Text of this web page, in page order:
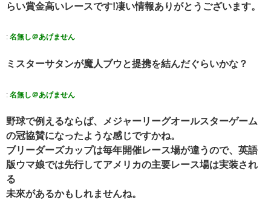
らい賞金高いレースです!凄い情報ありがとうございます。
: 名無し＠あげません
ミスターサタンが魔人ブウと提携を結んだぐらいかな？
: 名無し＠あげません
野球で例えるならば、メジャーリーグオールスターゲーム
の冠協賛になったような感じですかね。
ブリーダーズカップは毎年開催レース場が違うので、英語
版ウマ娘では先行してアメリカの主要レース場は実装され
る
未來があるかもしれませんね。